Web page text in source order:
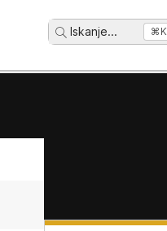
Iskanje... ⌘K